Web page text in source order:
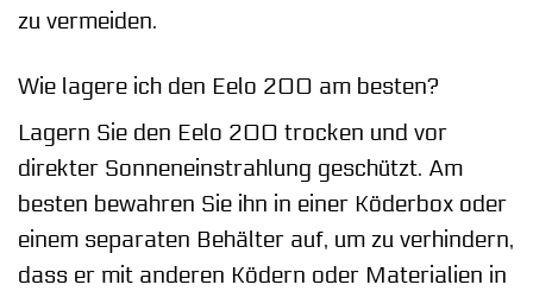
zu vermeiden.
Wie lagere ich den Eelo 200 am besten?
Lagern Sie den Eelo 200 trocken und vor
direkter Sonneneinstrahlung geschützt. Am
besten bewahren Sie ihn in einer Köderbox oder
einem separaten Behälter auf, um zu verhindern,
dass er mit anderen Ködern oder Materialien in